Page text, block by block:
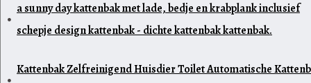
a sunny day kattenbak met lade, bedje en krabplank inclusief
schepje design kattenbak - dichte kattenbak kattenbak.
Kattenbak Zelfreinigend Huisdier Toilet Automatische